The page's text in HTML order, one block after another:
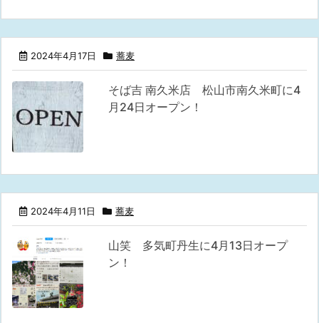
2024年4月17日 蕎麦
そば吉 南久米店 松山市南久米町に4
月24日オープン！
2024年4月11日 蕎麦
山笑 多気町丹生に4月13日オープ
ン！